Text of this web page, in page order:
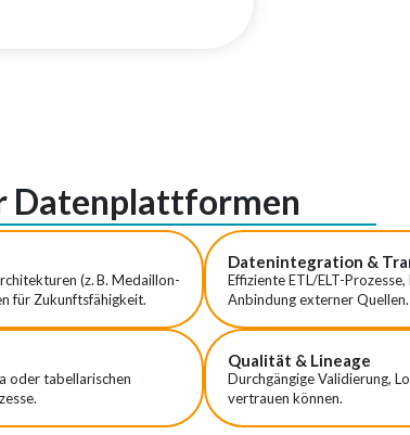
Datenplattformen
(z. B. Medaillon-
für Zukunftsfähigkeit.
Datenintegration &
Effiziente ETL/ELT-
Anbindung externer Quellen.
oder tabellarischen
Qualität & Lineage
Durchgängige Validierung,
vertrauen können.